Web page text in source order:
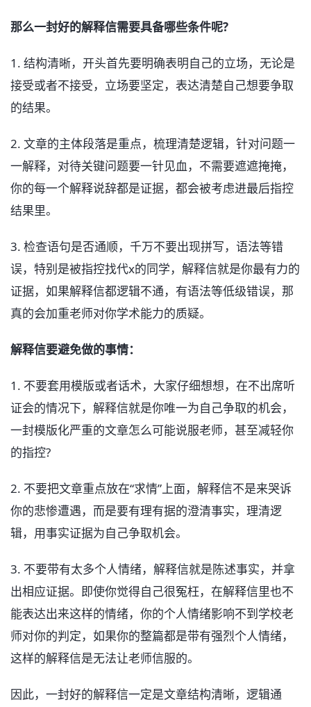
那么一封好的解释信需要具备哪些条件呢?
1. 结构清晰，开头首先要明确表明自己的立场，无论是
接受或者不接受，立场要坚定，表达清楚自己想要争取
的结果。
2. 文章的主体段落是重点，梳理清楚逻辑，针对问题一
一解释，对待关键问题要一针见血，不需要遮遮掩掩，
你的每一个解释说辞都是证据，都会被考虑进最后指控
结果里。
3. 检查语句是否通顺，千万不要出现拼写，语法等错
误，特别是被指控找代x的同学，解释信就是你最有力的
证据，如果解释信都逻辑不通，有语法等低级错误，那
真的会加重老师对你学术能力的质疑。
解释信要避免做的事情：
1. 不要套用模版或者话术，大家仔细想想，在不出席听
证会的情况下，解释信就是你唯一为自己争取的机会，
一封模版化严重的文章怎么可能说服老师，甚至减轻你
的指控?
2. 不要把文章重点放在“求情”上面，解释信不是来哭诉
你的悲惨遭遇，而是要有理有据的澄清事实，理清逻
辑，用事实证据为自己争取机会。
3. 不要带有太多个人情绪，解释信就是陈述事实，并拿
出相应证据。即使你觉得自己很冤枉，在解释信里也不
能表达出来这样的情绪，你的个人情绪影响不到学校老
师对你的判定，如果你的整篇都是带有强烈个人情绪，
这样的解释信是无法让老师信服的。
因此，一封好的解释信一定是文章结构清晰，逻辑通